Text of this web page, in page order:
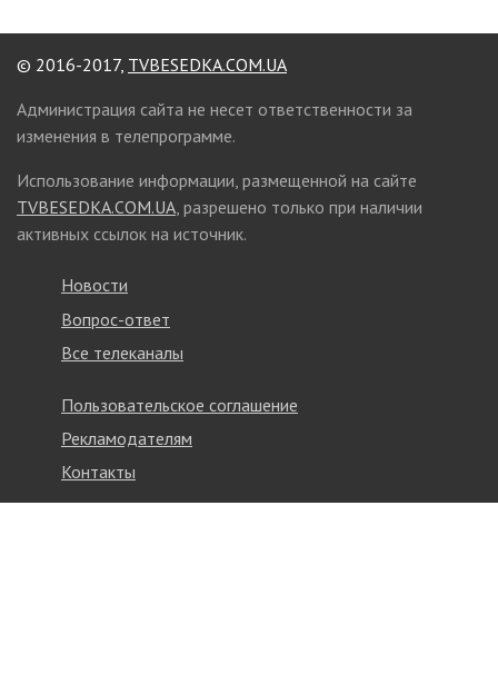
© 2016-2017, TVBESEDKA.COM.UA
Администрация сайта не несет ответственности за
изменения в телепрограмме.
Использование информации, размещенной на сайте
TVBESEDKA.COM.UA, разрешено только при наличии
активных ссылок на источник.
Новости
Вопрос-ответ
Все телеканалы
Пользовательское соглашение
Рекламодателям
Контакты